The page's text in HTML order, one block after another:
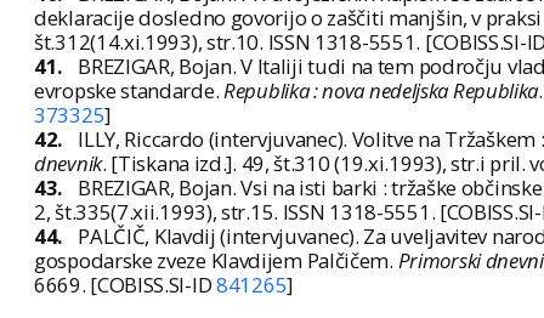
deklaracije dosledno govorijo o zaščiti manjšin, v
št.312(14.xi.1993), str.10. ISSN 1318-5551. [COBISS.SI-
41.
BREZIGAR, Bojan. V Italiji tudi na tem področju
evropske standarde.Republika : nova nedeljska Republika
373325]
42.
ILLY, Riccardo (intervjuvanec). Volitve na
dnevnik. [Tiskana izd.]. 49, št.310 (19.xi.1993), str.i pril.
43.
BREZIGAR, Bojan. Vsi na isti barki : tržaške
2, št.335(7.xii.1993), str.15. ISSN 1318-5551.
44.
PALČIČ, Klavdij (intervjuvanec). Za uveljavitev
gospodarske zveze Klavdijem Palčičem. Primorski
6669. [COBISS.SI-ID841265]